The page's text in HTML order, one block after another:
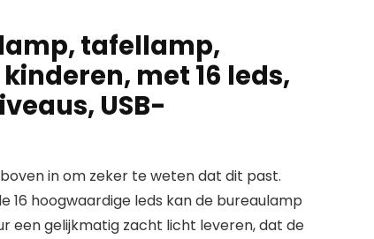
tafellamp,
met 16 leds,
USB-
in om zeker te weten dat dit past.
16 hoogwaardige leds kan de bureaulamp
een gelijkmatig zacht licht leveren, dat de